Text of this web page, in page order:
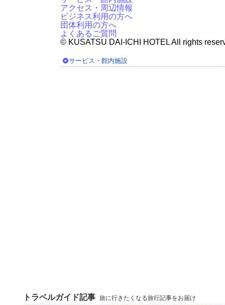
アクセス・周辺情報
ビジネス利用の方へ
団体利用の方へ
よくあるご質問
© KUSATSU DAI-ICHI HOTEL All rights
サービス・館内施設
トラベルガイド記事 旅に行きたくなる旅行記事をお届け